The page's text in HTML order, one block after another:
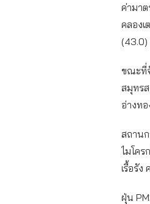
ค่ามา
คลอง
(43.0)
ขณะที่
สมุทร
อ่างท
สถาน
ไมโคร
เรื้อรั
ฝุ่น